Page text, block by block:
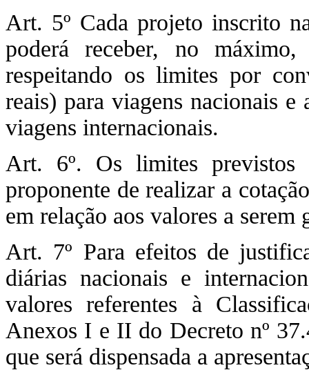
Art. 5º Cada projeto inscrito
poderá receber, no
respeitando os limites por
reais) para viagens nacionais
viagens internacionais.
Art. 6º. Os limites
proponente de realizar a
em relação aos valores a serem
Art. 7º Para efeitos de
diárias nacionais e
valores referentes à
Anexos I e II do Decreto nº
que será dispensada a